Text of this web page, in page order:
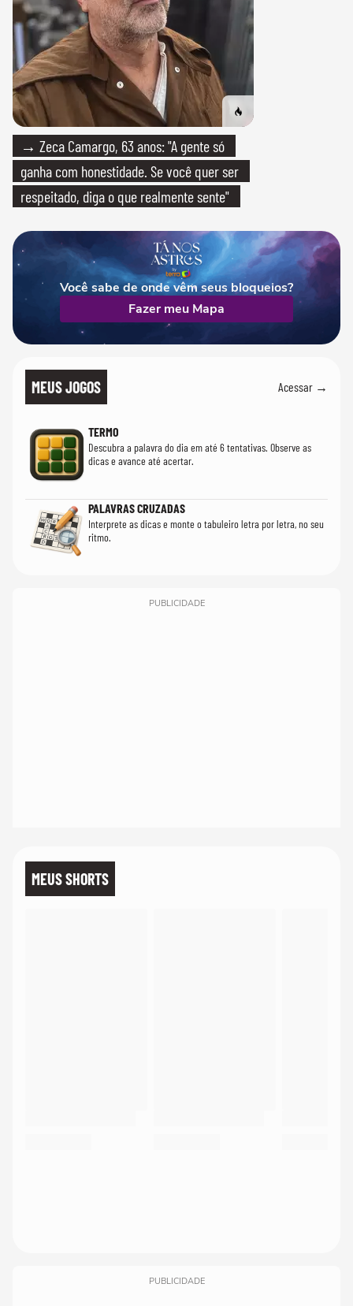
→ Zeca Camargo, 63 anos: "A gente só
ganha com honestidade. Se você quer ser
respeitado, diga o que realmente sente"
Você sabe de onde vêm seus bloqueios?
Fazer meu Mapa
MEUS JOGOS Acessar →
TERMO
Descubra a palavra do dia em até 6 tentativas. Observe as
dicas e avance até acertar.
PALAVRAS CRUZADAS
Interprete as dicas e monte o tabuleiro letra por letra, no seu
ritmo.
PUBLICIDADE
MEUS SHORTS
PUBLICIDADE